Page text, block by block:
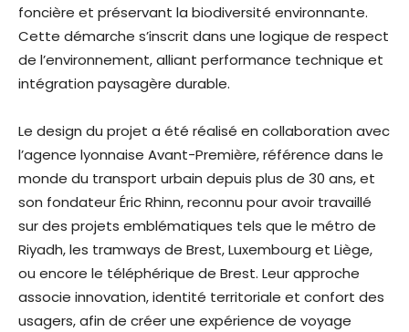
foncière et préservant la biodiversité environnante.
Cette démarche s’inscrit dans une logique de respect
de l’environnement, alliant performance technique et
intégration paysagère durable.
Le design du projet a été réalisé en collaboration avec
l’agence lyonnaise Avant-Première, référence dans le
monde du transport urbain depuis plus de 30 ans, et
son fondateur Éric Rhinn, reconnu pour avoir travaillé
sur des projets emblématiques tels que le métro de
Riyadh, les tramways de Brest, Luxembourg et Liège,
ou encore le téléphérique de Brest. Leur approche
associe innovation, identité territoriale et confort des
usagers, afin de créer une expérience de voyage